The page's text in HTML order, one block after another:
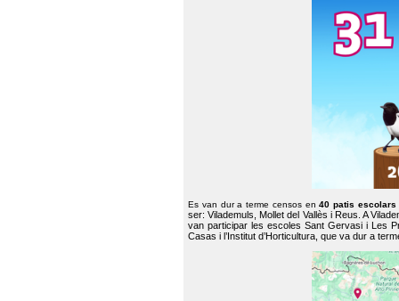
Es van dur a terme censos en40 patis escolars
ser: Vilademuls, Mollet del Vallès i Reus. A
van participar les escoles Sant Gervasi i Les
Casas i l’Institut d’Horticultura, que va dur a